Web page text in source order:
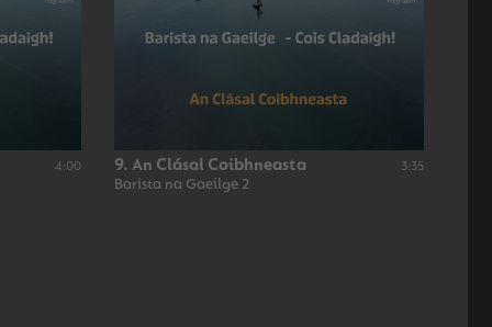
4:00 9. An Clásal Coibhneasta
Barista na Gaeilge 2
3:35